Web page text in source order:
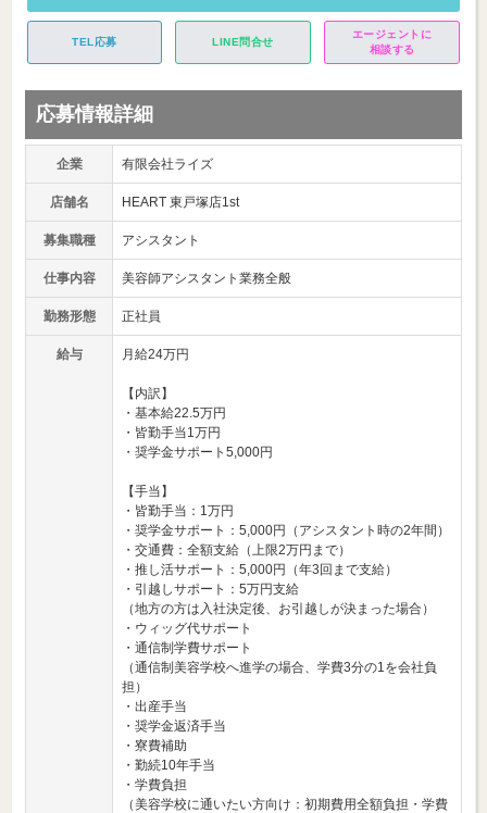
TEL応募 LINE問合せ
エージェントに
相談する
応募情報詳細
企業 有限会社ライズ
店舗名 HEART 東戸塚店1st
募集職種 アシスタント
仕事内容 美容師アシスタント業務全般
勤務形態 正社員
給与 月給24万円
【内訳】
・基本給22.5万円
・皆勤手当1万円
・奨学金サポート5,000円
【手当】
・皆勤手当：1万円
・奨学金サポート：5,000円（アシスタント時の2年間）
・交通費：全額支給（上限2万円まで）
・推し活サポート：5,000円（年3回まで支給）
・引越しサポート：5万円支給
（地方の方は入社決定後、お引越しが決まった場合）
・ウィッグ代サポート
・通信制学費サポート
（通信制美容学校へ進学の場合、学費3分の1を会社負
担）
・出産手当
・奨学金返済手当
・寮費補助
・勤続10年手当
・学費負担
（美容学校に通いたい方向け：初期費用全額負担・学費